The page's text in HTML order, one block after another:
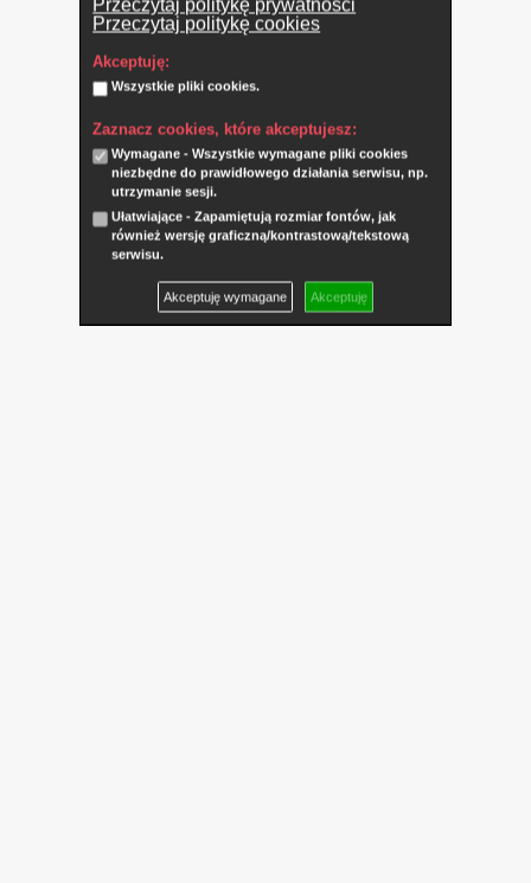
Przeczytaj politykę prywatności
Przeczytaj politykę cookies
Akceptuję:
Wszystkie pliki cookies.
Zaznacz cookies, które akceptujesz:
Wymagane - Wszystkie wymagane pliki cookies
niezbędne do prawidłowego działania serwisu, np.
utrzymanie sesji.
Ułatwiające - Zapamiętują rozmiar fontów, jak
również wersję graficzną/kontrastową/tekstową
serwisu.
Akceptuję wymagane Akceptuję